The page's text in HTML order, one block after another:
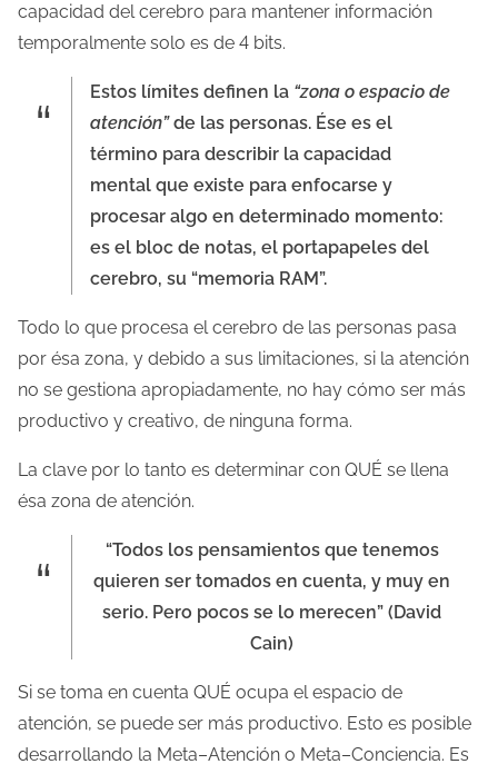
capacidad del cerebro para mantener información
temporalmente solo es de 4 bits.
Estos límites definen la “zona o espacio de
atención”de las personas. Ése es el
término para describir la capacidad
mental que existe para enfocarse y
procesar algo en determinado momento:
es el bloc de notas, el portapapeles del
cerebro, su “memoria RAM”.
Todo lo que procesa el cerebro de las personas pasa
por ésa zona, y debido a sus limitaciones, si la atención
no se gestiona apropiadamente, no hay cómo ser más
productivo y creativo, de ninguna forma.
La clave por lo tanto es determinar con QUÉ se llena
ésa zona de atención.
“Todos los pensamientos que tenemos
quieren ser tomados en cuenta, y muy en
serio. Pero pocos se lo merecen” (David
Cain)
Si se toma en cuenta QUÉ ocupa el espacio de
atención, se puede ser más productivo. Esto es posible
desarrollando la Meta–Atención o Meta–Conciencia. Es